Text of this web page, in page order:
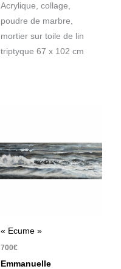
Acrylique, collage,
poudre de marbre,
mortier sur toile de lin
triptyque 67 x 102 cm
« Ecume »
700€
Emmanuelle